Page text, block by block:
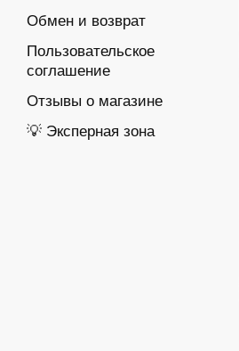
Обмен и возврат
Пользовательское
соглашение
Отзывы о магазине
💡 Эксперная зона